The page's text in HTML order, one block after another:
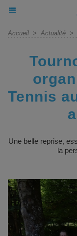
Accueil > Actualité >
Tennis
Une belle reprise,
la